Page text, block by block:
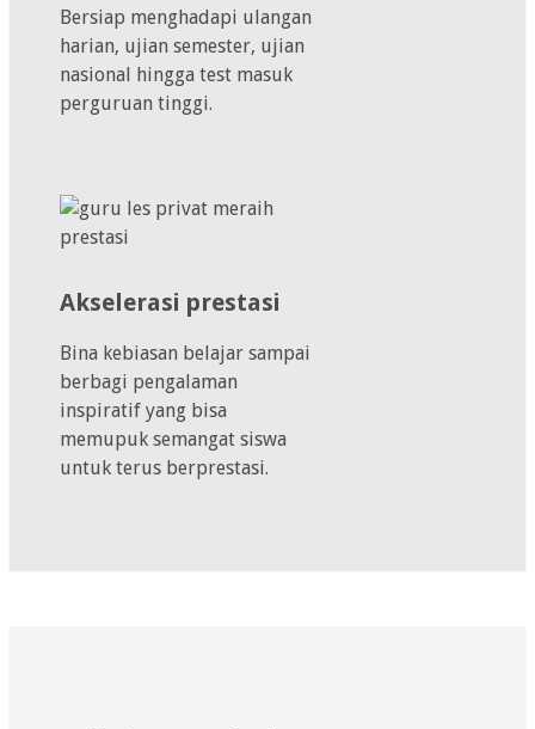
Bersiap menghadapi ulangan
harian, ujian semester, ujian
nasional hingga test masuk
perguruan tinggi.
Akselerasi prestasi
Bina kebiasan belajar sampai
berbagi pengalaman
inspiratif yang bisa
memupuk semangat siswa
untuk terus berprestasi.